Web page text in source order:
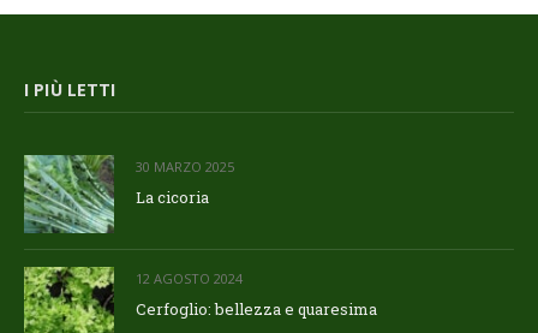
I PIÙ LETTI
30 MARZO 2025
La cicoria
12 AGOSTO 2024
Cerfoglio: bellezza e quaresima